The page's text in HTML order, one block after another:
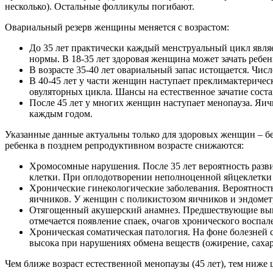
несколько). Остальные фолликулы погибают.
Овариальный резерв женщины меняется с возрастом:
До 35 лет практически каждый менструальный цикл
нормы. В 18-35 лет здоровая женщина может зачать
В возрасте 35-40 лет овариальный запас истощается.
В 40-45 лет у части женщин наступает
овуляторных цикла. Шансы на естественное зачатие
После 45 лет у многих женщин наступает менопауза.
каждым годом.
Указанные данные актуальны только для здоровых женщин –
ребенка в позднем репродуктивном возрасте снижаются:
Хромосомные нарушения. После 35 лет вероятность
клетки. При оплодотворении неполноценной
Хронические гинекологические заболевания.
яичников. У женщин с поликистозом яичников и
Отягощенный акушерский анамнез. Предшествующие
отмечается появление спаек, очагов хронического
Хроническая соматическая патология. На фоне
высока при нарушениях обмена веществ (ожирение,
Чем ближе возраст естественной менопаузы (45 лет), тем